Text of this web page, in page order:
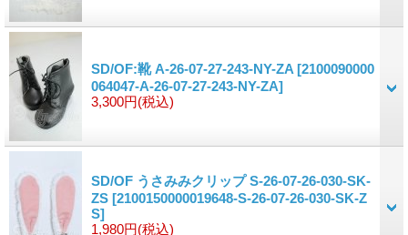
SD/OF:靴 A-26-07-27-243-NY-ZA [2100090000
064047-A-26-07-27-243-NY-ZA]
3,300円(税込)
SD/OF うさみみクリップ S-26-07-26-030-SK-
ZS [2100150000019648-S-26-07-26-030-SK-Z
S]
1,980円(税込)